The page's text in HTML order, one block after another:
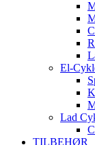
El-
Lad
TILBEHØR